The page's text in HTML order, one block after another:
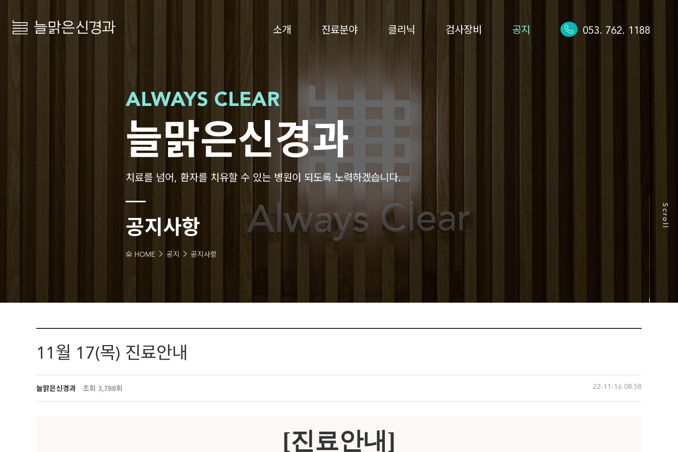
소개 진료분야 클리닉 검사장비 공지 053. 762. 1188
ALWAYS CLEAR
늘맑은신경과
치료를 넘어, 환자를 치유할 수 있는 병원이 되도록 노력하겠습니다.
공지사항
HOME 공지 공지사항
Scroll
11월 17(목) 진료안내
늘맑은신경과 조회 3,788회 22-11-16 08:58
[진료안내]